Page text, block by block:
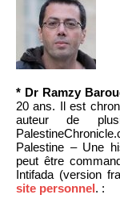
* Dr Ramzy
20 ans. Il est
auteur de
Palestine – Une
peut être
Intifada (version
site personnel. :